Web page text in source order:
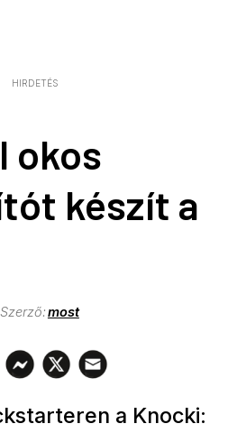
HIRDETÉS
okos
készít a
most
a Knocki: